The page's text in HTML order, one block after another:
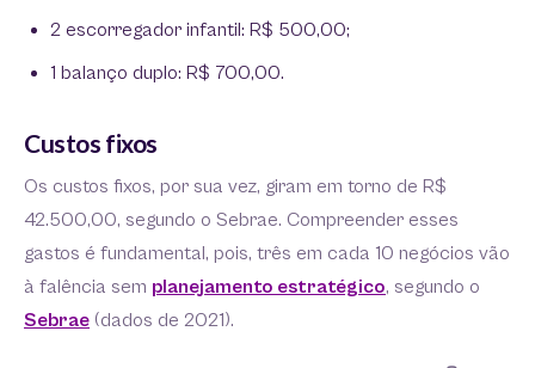
2 escorregador infantil: R$ 500,00;
1 balanço duplo: R$ 700,00.
Custos fixos
Os custos fixos, por sua vez, giram em torno de R$
42.500,00, segundo o Sebrae. Compreender esses
gastos é fundamental, pois, três em cada 10 negócios vão
à falência sem planejamento estratégico, segundo o
Sebrae (dados de 2021).